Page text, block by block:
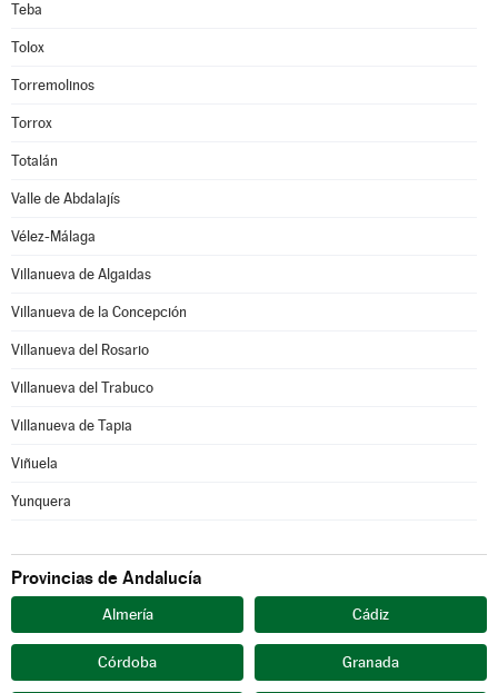
Teba
Tolox
Torremolinos
Torrox
Totalán
Valle de Abdalajís
Vélez-Málaga
Villanueva de Algaidas
Villanueva de la Concepción
Villanueva del Rosario
Villanueva del Trabuco
Villanueva de Tapia
Viñuela
Yunquera
Provincias de Andalucía
Almería Cádiz
Córdoba Granada